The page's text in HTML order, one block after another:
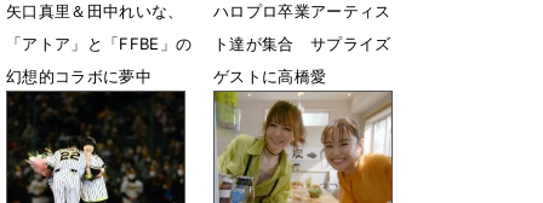
矢口真里＆田中れいな、
「アトア」と「FFBE」の
幻想的コラボに夢中
9月27日 07時38分
ハロプロ卒業アーティス
ト達が集合 サプライズ
ゲストに高橋愛
6月20日 23時22分